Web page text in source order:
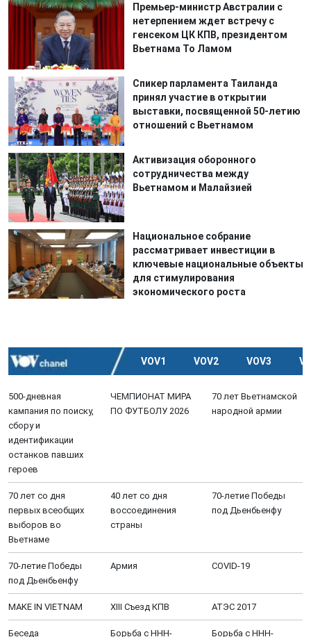
Премьер-министр Австралии с
нетерпением ждет встречу с
генсеком ЦК КПВ, президентом
Вьетнама То Ламом
Спикер парламента Таиланда
принял участие в открытии
выставки, посвященной 50-летию
отношений с Вьетнамом
Активизация оборонного
сотрудничества между
Вьетнамом и Малайзией
Национальное собрание
рассматривает инвестиции в
ключевые национальные объекты
для стимулирования
экономического роста
VOV1 VOV2 VOV3
500-дневная
кампания по поиску,
сбору и
идентификации
останков павших
героев
ЧЕМПИОНАТ МИРА
ПО ФУТБОЛУ 2026
70 лет Вьетнамской
народной армии
70 лет со дня
первых всеобщих
выборов во
Вьетнаме
40 лет со дня
воссоединения
страны
70-летие Победы
под Дьенбьенфу
70-летие Победы
под Дьенбьенфу
Aрмия COVID-19
MAKE IN VIETNAM XIII Cъезд КПВ АТЭС 2017
Беседа Борьба с ННН- Борьба с ННН-